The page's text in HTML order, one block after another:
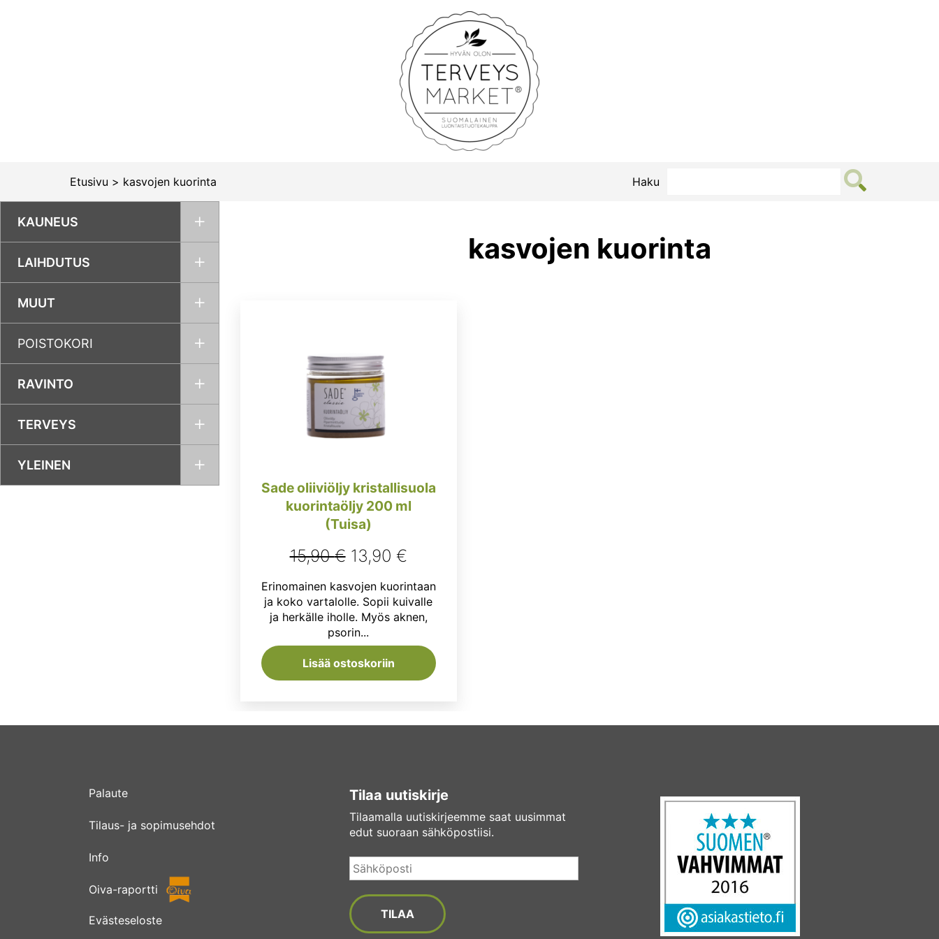
Terveysmarket
Etusivu > kasvojen kuorinta Haku
KAUNEUS
LAIHDUTUS
MUUT
POISTOKORI
RAVINTO
TERVEYS
YLEINEN
kasvojen kuorinta
Sade oliiviöljy kristallisuola
kuorintaöljy 200 ml
(Tuisa)
15,90€ Alkuperäinen
hinta
oli:
15,90 €.
13,90 €Nykyinen
hinta
on:
13,90 €.
Erinomainen kasvojen kuorintaan
ja koko vartalolle. Sopii kuivalle
ja herkälle iholle. Myös aknen,
psorin...
Lisää ostoskoriin
Palaute
Tilaus- ja sopimusehdot
Info
Oiva-raportti
Evästeseloste
Tilaa uutiskirje
Tilaamalla uutiskirjeemme saat uusimmat
edut suoraan sähköpostiisi.
Sähköposti